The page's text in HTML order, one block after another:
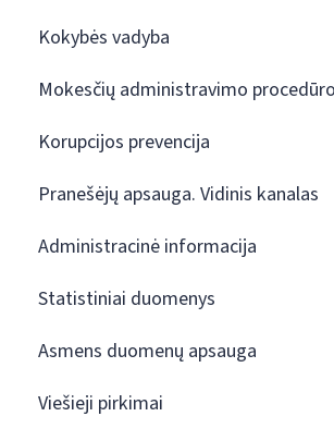
Kokybės vadyba
Mokesčių administravimo
Korupcijos prevencija
Pranešėjų apsauga. Vidinis kanalas
Administracinė informacija
Statistiniai duomenys
Asmens duomenų apsauga
Viešieji pirkimai